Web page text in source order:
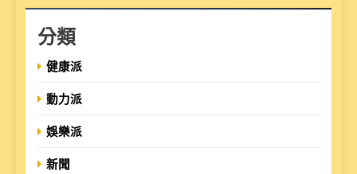
分類
健康派
動力派
娛樂派
新聞